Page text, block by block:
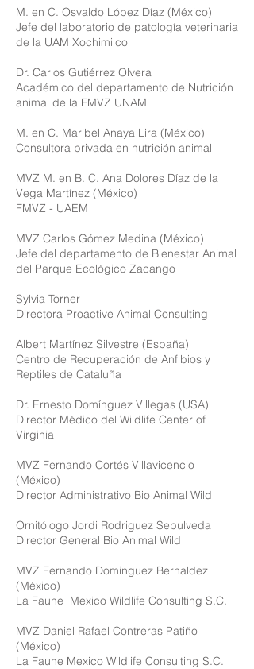
M. en C. Osvaldo López Díaz (México)
Jefe del laboratorio de patología veterinaria
de la UAM Xochimilco
Dr. Carlos Gutiérrez Olvera
Académico del departamento de Nutrición
animal de la FMVZ UNAM
M. en C. Maribel Anaya Lira (México)
Consultora privada en nutrición animal
MVZ M. en B. C. Ana Dolores Díaz de la
Vega Martínez (México)
FMVZ - UAEM
MVZ Carlos Gómez Medina (México)
Jefe del departamento de Bienestar Animal
del Parque Ecológico Zacango
Sylvia Torner
Directora Proactive Animal Consulting
Albert Martínez Silvestre (España)
Centro de Recuperación de Anfibios y
Reptiles de Cataluña
Dr. Ernesto Domínguez Villegas (USA)
Director Médico del Wildlife Center of
Virginia
MVZ Fernando Cortés Villavicencio
(México)
Director Administrativo Bio Animal Wild
Ornitólogo Jordi Rodriguez Sepulveda
Director General Bio Animal Wild
MVZ Fernando Dominguez Bernaldez
(México)
La Faune Mexico Wildlife Consulting S.C.
MVZ Daniel Rafael Contreras Patiño
(México)
La Faune Mexico Wildlife Consulting S.C.